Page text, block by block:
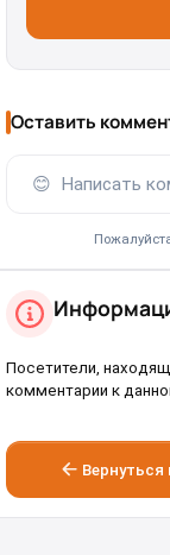
Оставить
😊 Написать
Посетители,
комментарии к
Вернуться